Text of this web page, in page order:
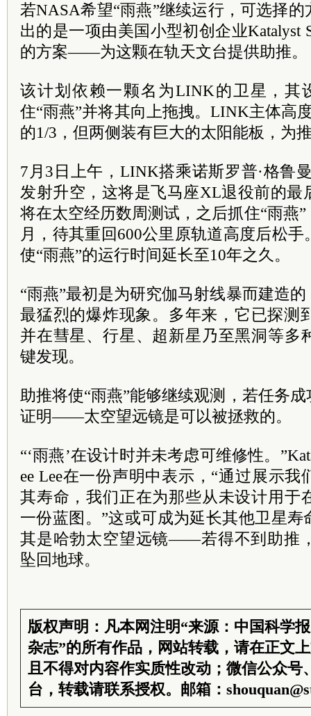
若NASA希望“雨燕”继续运行，可选择
出的是一项由美国小型初创企业Katalyst
的方案——为这颗在轨天文台提供助推。
该计划依赖一颗名为LINK的卫星，其
住“雨燕”并将其向上拖拽。LINK主体高
的1/3，但两侧装有巨大的太阳能板，为
7月3日上午，LINK搭乘诺斯罗普·格鲁
发射升空，这将是飞马座XL退役前的最
将在太空经历数周测试，之后抓住“雨燕
月，待其重回600公里原轨道高度后松
使“雨燕”的运行时间延长至10年之久。
“雨燕”最初是为研究伽马射线暴而建造
最猛烈的爆炸现象。多年来，它已探测
并在彗星、行星、超新星乃至黑洞等多
键发现。
助推将使“雨燕”能够继续观测，若任务
证明——太空望远镜是可以被拯救的。
“‘雨燕’在设计时并未考虑可维修性。
ee Lee在一份声明中表示，“通过展示
其寿命，我们正在为那些从未设计用于
一份蓝图。”这或可成为延长其他卫星
其是哈勃太空望远镜——若得不到助推
坠回地球。
版权声明：凡本网注明“来源：中国科学
杂志”的所有作品，网站转载，请在正文
且不得对内容作实质性改动；微信公众号
台，转载请联系授权。邮箱：